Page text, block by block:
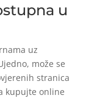
u
uz
može se
stranica
kupujte online